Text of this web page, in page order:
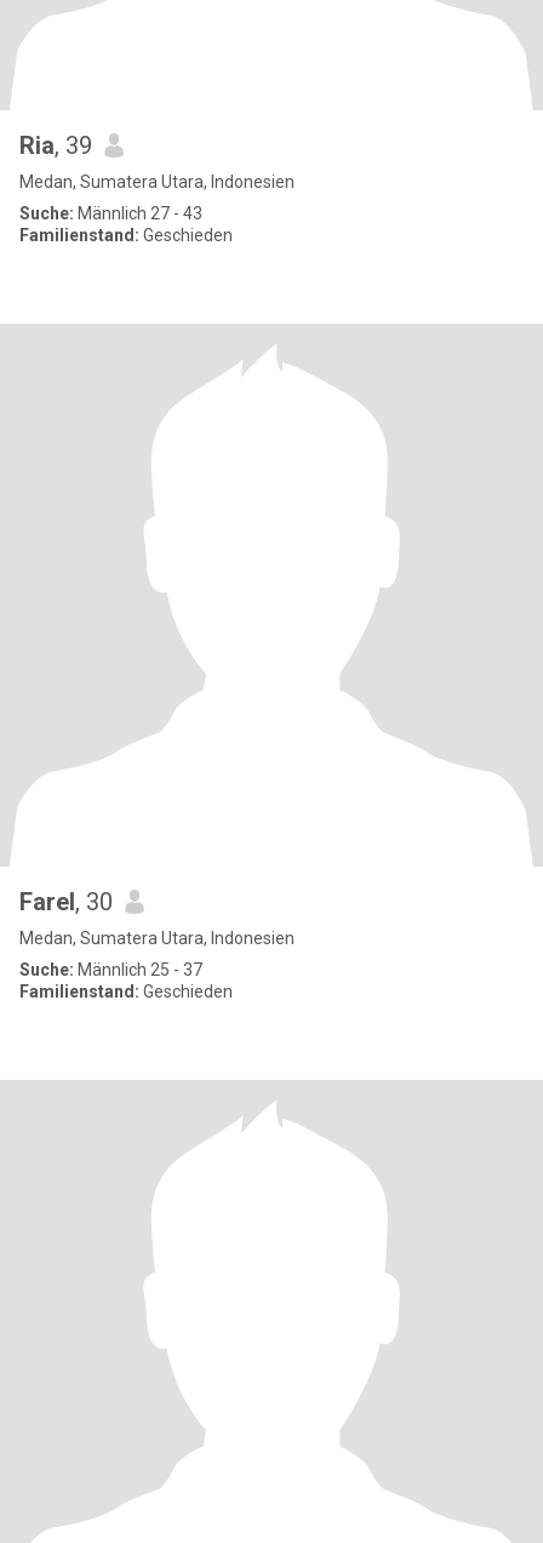
Ria, 39
Medan, Sumatera Utara, Indonesien
Suche: Männlich 27 - 43
Familienstand: Geschieden
Farel, 30
Medan, Sumatera Utara, Indonesien
Suche: Männlich 25 - 37
Familienstand: Geschieden